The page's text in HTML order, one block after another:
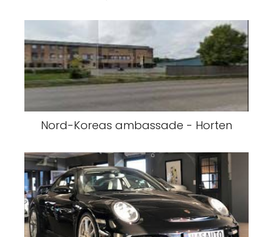
Nord-Koreas ambassade - Horten